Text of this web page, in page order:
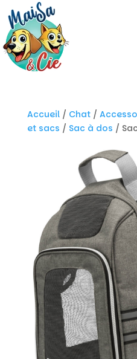
Accueil/ Chat/
et sacs / Sac à dos /